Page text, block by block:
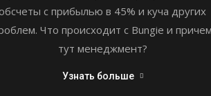
с прибылью в 45% и куча других
Что происходит с Bungie и причем
тут менеджмент?
Узнать больше